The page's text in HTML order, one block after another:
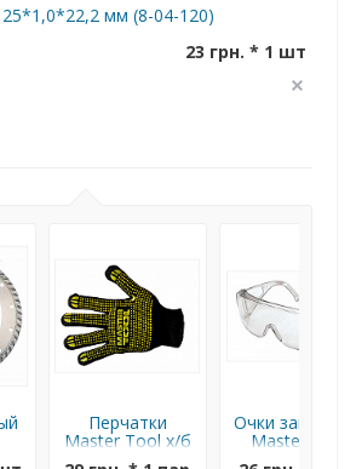
мм (8-04-120)
23 грн. * 1 шт
Перчатки
Master Tool х/б
с ПВХ-точками
Очки
Master Tool